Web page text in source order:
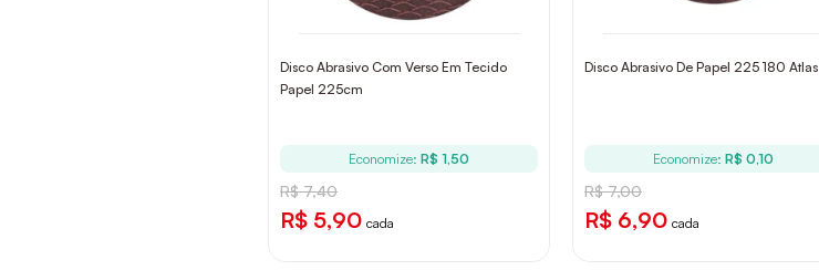
Disco Abrasivo Com Verso Em Tecido
Papel 225cm
Economize: R$ 1,50
R$ 7,40
R$ 5,90 cada
Disco Abrasivo De Papel 225 180 Atlas
Economize: R$ 0,10
R$ 7,00
R$ 6,90 cada